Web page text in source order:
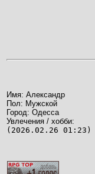
Имя: Александр
Пол: Мужской
Город: Одесса
Увлечения / хобби:
(2026.02.26 01:23)